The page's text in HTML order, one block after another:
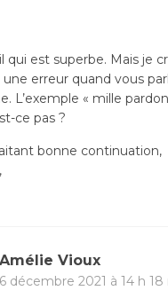
qui est superbe. Mais je
erreur quand vous
L’exemple « mille
ce pas ?
bonne continuation,
Amélie Vioux
6 décembre 2021 à 14 h 18